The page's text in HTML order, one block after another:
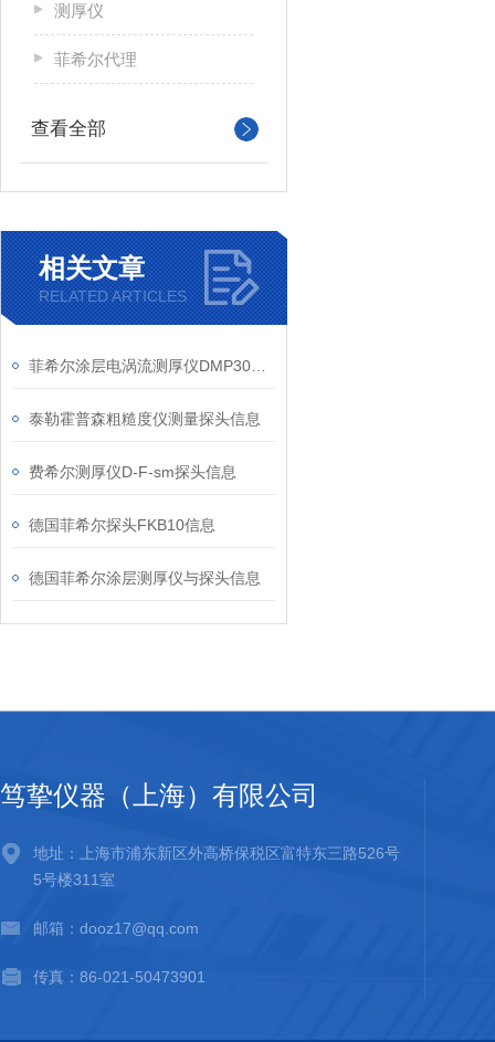
测厚仪
菲希尔代理
查看全部
相关文章
RELATED ARTICLES
泰勒霍普森粗糙度仪测量探头信息
费希尔测厚仪D-F-sm探头信息
德国菲希尔探头FKB10信息
德国菲希尔涂层测厚仪与探头信息
笃挚仪器（上海）有限公司
地址：上海市浦东新区外高桥保税区富特东三路526号
5号楼311室
邮箱：dooz17@qq.com
传真：86-021-50473901